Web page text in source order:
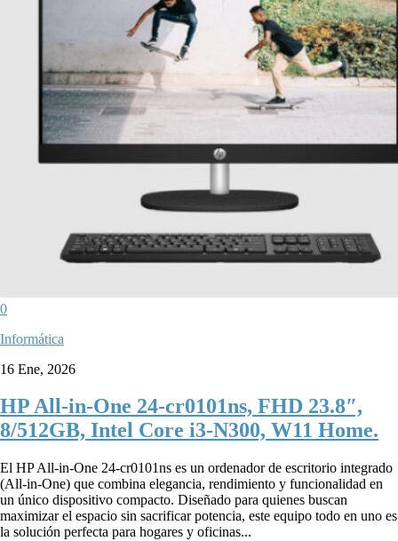
0
Informática
16 Ene, 2026
HP All-in-One 24-cr0101ns, FHD 23.8″,
8/512GB, Intel Core i3-N300, W11 Home.
El HP All-in-One 24-cr0101ns es un ordenador de escritorio integrado
(All-in-One) que combina elegancia, rendimiento y funcionalidad en
un único dispositivo compacto. Diseñado para quienes buscan
maximizar el espacio sin sacrificar potencia, este equipo todo en uno es
la solución perfecta para hogares y oficinas...